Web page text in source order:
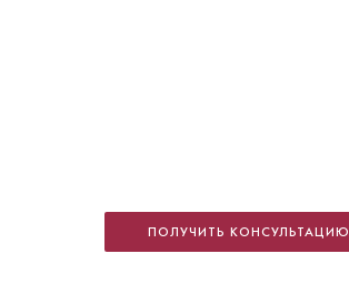
ПОЛУЧИТЬ КОНСУЛЬТАЦИЮ